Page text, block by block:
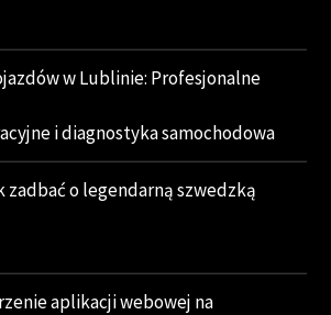
w Lublinie: Profesjonalne
i diagnostyka samochodowa
zadbać o legendarną szwedzką
aplikacji webowej na